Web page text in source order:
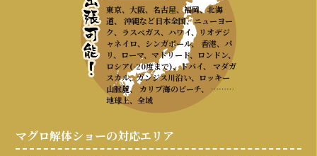
東京、大阪、名古屋、福岡、北海
道、 沖縄など日本全国、ニューヨー
ク、ラスベガス、ハワイ、リオデジ
ャネイロ、シンガポール、 香港、パ
リ、ローマ、マドリード、ロンドン、
ロシア(-20度まで)、ドバイ、 マダガ
スカル、ガンジス川沿い、ロッキー
山脈麓、 カリブ海のビーチ、 ………
地球上、全域
マグロ解体ショーの対応エリア